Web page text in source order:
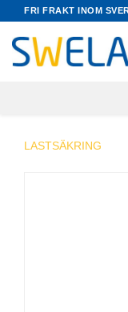
FRI FRAKT INOM
LASTSÄKRING